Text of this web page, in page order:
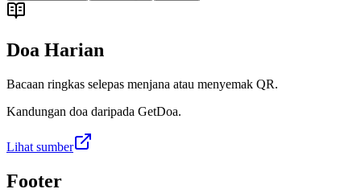
Doa Harian
Bacaan ringkas selepas menjana atau menyemak QR.
Kandungan doa daripada GetDoa.
Lihat sumber
Footer